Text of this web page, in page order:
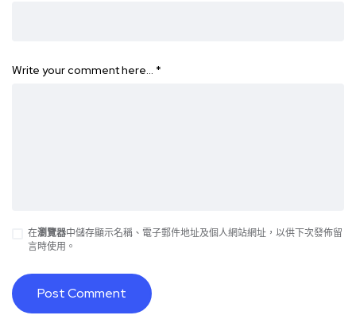
Write your comment here… *
在瀏覽器中儲存顯示名稱、電子郵件地址及個人網站網址，以供下次發佈留
言時使用。